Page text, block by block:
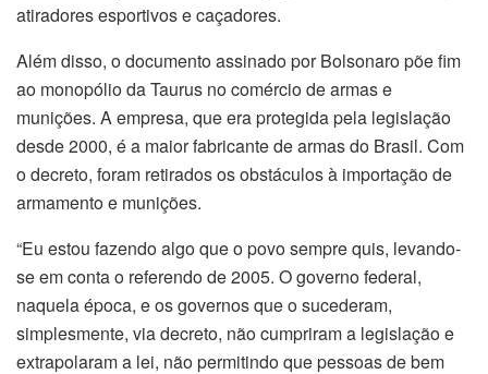
atiradores esportivos e caçadores.
Além disso, o documento assinado por Bolsonaro põe fim
ao monopólio da Taurus no comércio de armas e
munições. A empresa, que era protegida pela legislação
desde 2000, é a maior fabricante de armas do Brasil. Com
o decreto, foram retirados os obstáculos à importação de
armamento e munições.
“Eu estou fazendo algo que o povo sempre quis, levando-
se em conta o referendo de 2005. O governo federal,
naquela época, e os governos que o sucederam,
simplesmente, via decreto, não cumpriram a legislação e
extrapolaram a lei, não permitindo que pessoas de bem